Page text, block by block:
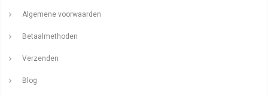
Algemene voorwaarden
Betaalmethoden
Verzenden
Blog